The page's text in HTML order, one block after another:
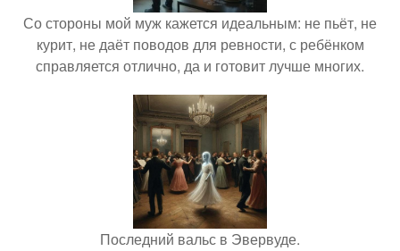
Со стороны мой муж кажется идеальным: не пьёт, не
курит, не даёт поводов для ревности, с ребёнком
справляется отлично, да и готовит лучше многих.
Последний вальс в Эвервуде.